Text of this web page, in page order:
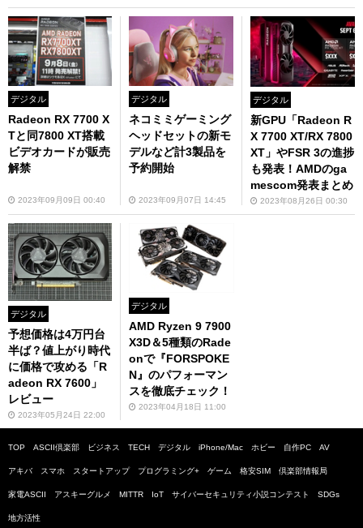
デジタル
Radeon RX 7700 X
Tと同7800 XT搭載
ビデオカードが販売
解禁
2023年09月09日 00:40
デジタル
ネコミミゲーミング
ヘッドセットの新モ
デルなど計3製品を
予約開始
2023年09月07日 14:45
デジタル
新GPU「Radeon R
X 7700 XT/RX 7800
XT」やFSR 3の進捗
も発表！AMDのga
mescom発表まとめ
2023年08月26日 00:30
デジタル
予想価格は4万円台
半ば？値上がり時代
に価格で攻める「R
adeon RX 7600」
レビュー
2023年05月24日 22:00
デジタル
AMD Ryzen 9 7900
X3D＆5種類のRade
onで『FORSPOKE
N』のパフォーマン
スを徹底チェック！
2023年04月18日 11:00
TOP ASCII倶楽部 ビジネス TECH デジタル iPhone/Mac ホビー 自作PC AV
アキバ スマホ スタートアップ プログラミング+ ゲーム 格安SIM 倶楽部情報局
家電ASCII アスキーグルメ MITTR IoT サイバーセキュリティ小説コンテスト SDGs
地方活性